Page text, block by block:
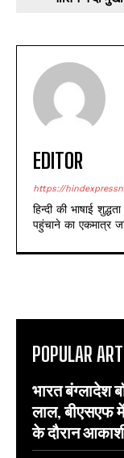
EDITOR
https://
हिन्दी की भाषाई
पहुंचाने का एकमात्र
POPULAR
भारत बंग्लादेश
लाल, बीएसएफ
के दौरान